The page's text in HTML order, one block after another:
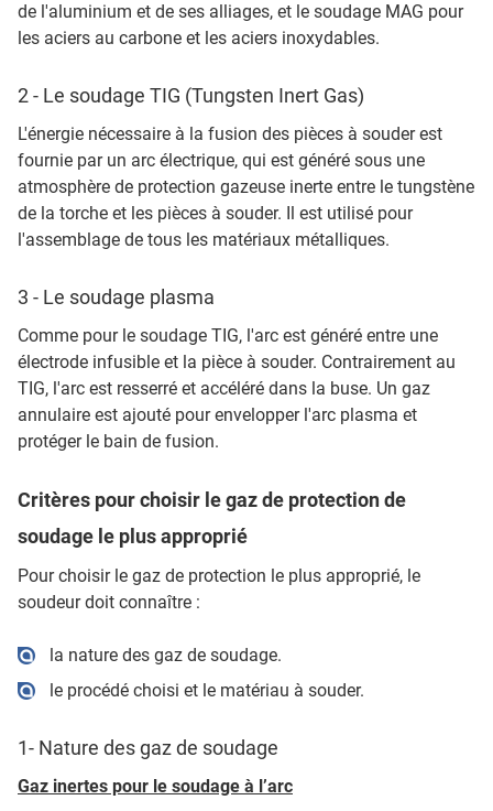
de l'aluminium et de ses alliages, et le soudage MAG pour
les aciers au carbone et les aciers inoxydables.
2 - Le soudage TIG (Tungsten Inert Gas)
L'énergie nécessaire à la fusion des pièces à souder est
fournie par un arc électrique, qui est généré sous une
atmosphère de protection gazeuse inerte entre le tungstène
de la torche et les pièces à souder. Il est utilisé pour
l'assemblage de tous les matériaux métalliques.
3 - Le soudage plasma
Comme pour le soudage TIG, l'arc est généré entre une
électrode infusible et la pièce à souder. Contrairement au
TIG, l'arc est resserré et accéléré dans la buse. Un gaz
annulaire est ajouté pour envelopper l'arc plasma et
protéger le bain de fusion.
Critères pour choisir le gaz de protection de
soudage le plus approprié
Pour choisir le gaz de protection le plus approprié, le
soudeur doit connaître :
la nature des gaz de soudage.
le procédé choisi et le matériau à souder.
1- Nature des gaz de soudage
Gaz inertes pour le soudage à l’arc